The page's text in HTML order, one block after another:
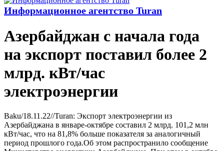
Информационное агентство Turan
Азербайджан с начала года
на экспорт поставил более 2
млрд. кВт/час
электроэнергии
Baku/18.11.22//Turan: Экспорт электроэнергии из
Азербайджана в январе-октябре составил 2 млрд. 101,2 млн
кВт/час, что на 81,8% больше показателя за аналогичный
период прошлого года.Об этом распространило сообщение